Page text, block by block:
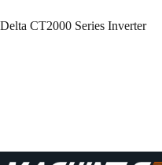
Delta CT2000 Series Inverter